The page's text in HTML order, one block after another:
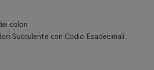
colori
Succulente con Codici Esadecimali